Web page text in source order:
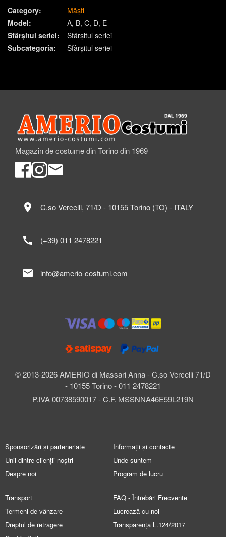
Category:
Măști
Model:
A B C D E
Sfârșitul seriei:
Sfârșitul seriei
Subcategoria:
Sfârșitul seriei
Magazin de costume din Torino din 1969
© 2013-2026 AMERIO di Massari Anna - C.so Vercelli 71/D
- 10155 Torino - 011 2478221
P.IVA 00738590017 - C.F. MSSNNA46E59L219N
location_on C.so Vercelli, 71/D - 10155 Torino (TO) - ITALY
call (+39) 011 2478221
mail info@amerio-costumi.com
Sponsorizări și parteneriate
Unii dintre clienții noștri
Despre noi
Informații și contacte
Unde suntem
Program de lucru
Transport
Termeni de vânzare
Dreptul de retragere
FAQ - Întrebări Frecvente
Lucrează cu noi
Transparența L.124/2017